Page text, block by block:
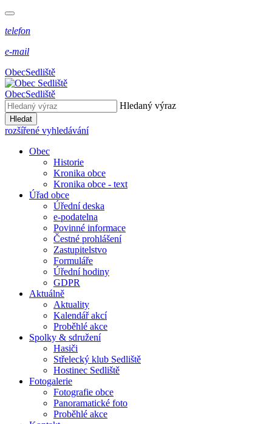
telefon
e-mail
ObecSedliště
ObecSedliště
Hledaný výraz
Hledat
rozšířené vyhledávání
Obec
Historie
Kronika obce
Kronika obce - text
Úřad obce
Úřední deska
e-podatelna
Povinné informace
Čestné prohlášení
Zastupitelstvo
Formuláře
Úřední hodiny
GDPR
Aktuálně
Aktuality
Kalendář akcí
Proběhlé akce
Spolky & sdružení
Hasiči
Střelecký klub Sedliště
Hostinec Sedliště
Fotogalerie
Fotografie obce
Panoramatické foto
Proběhlé akce